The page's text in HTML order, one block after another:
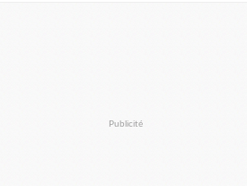
Publicité